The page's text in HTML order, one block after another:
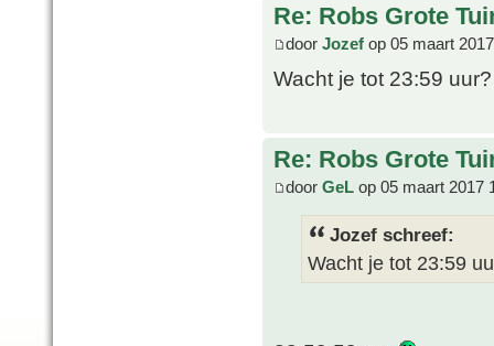
Re: Robs Grote
door Jozef op 05 maart
Wacht je tot 23:59
Re: Robs Grote
door GeL op 05 maart 2017
Jozef schreef:
Wacht je tot 23:59